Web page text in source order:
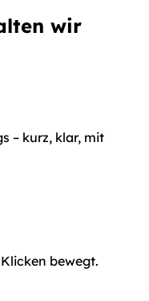
wir
– kurz, klar, mit
bewegt.